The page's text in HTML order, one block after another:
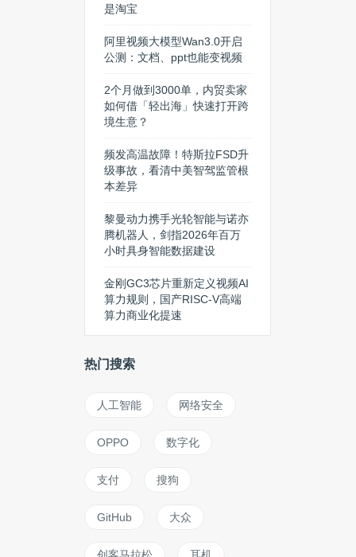
是淘宝
阿里视频大模型Wan3.0开启
公测：文档、ppt也能变视频
2个月做到3000单，内贸卖家
如何借「轻出海」快速打开跨
境生意？
频发高温故障！特斯拉FSD升
级事故，看清中美智驾监管根
本差异
黎曼动力携手光轮智能与诺亦
腾机器人，剑指2026年百万
小时具身智能数据建设
金刚GC3芯片重新定义视频AI
算力规则，国产RISC-V高端
算力商业化提速
热门搜索
人工智能 网络安全
OPPO 数字化
支付 搜狗
GitHub 大众